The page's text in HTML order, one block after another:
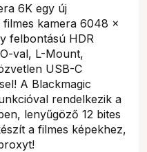
6K egy új
filmes kamera 6048 x
felbontású HDR
val, L-Mount,
USB-C
A Blackmagic
rendelkezik a
lenyűgöző 12 bites
a filmes képekhez,